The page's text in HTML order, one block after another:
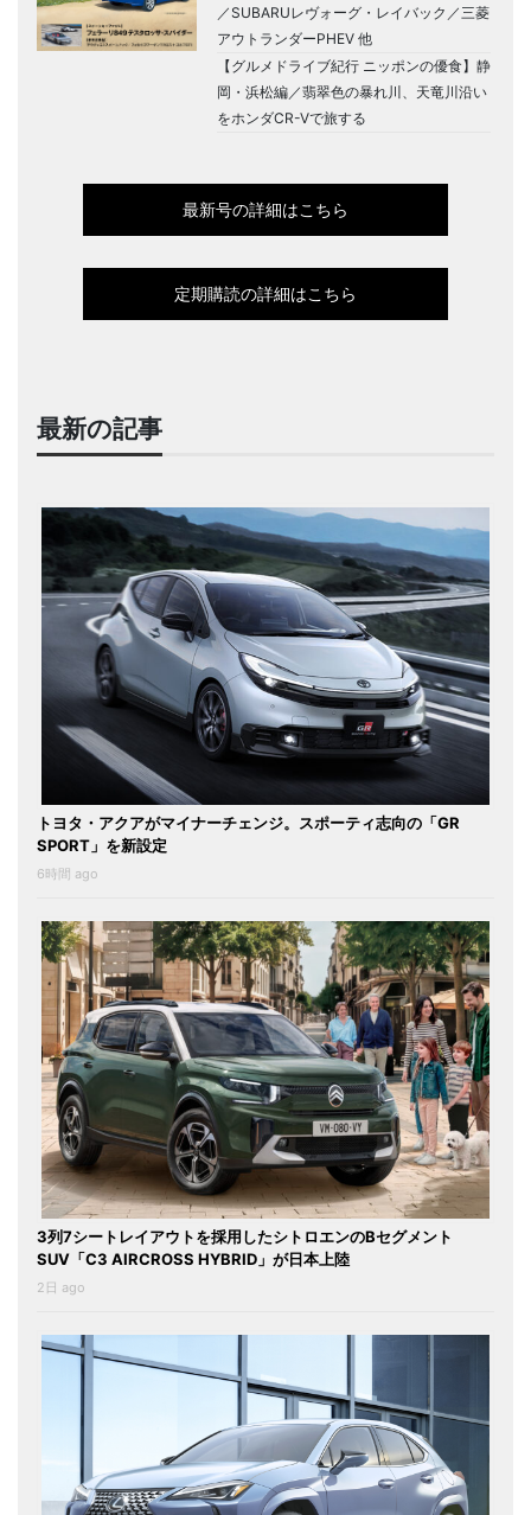
／SUBARUレヴォーグ・レイバック／三菱
アウトランダーPHEV 他
【グルメドライブ紀行 ニッポンの優食】静
岡・浜松編／翡翠色の暴れ川、天竜川沿い
をホンダCR-Vで旅する
最新号の詳細はこちら
定期購読の詳細はこちら
最新の記事
トヨタ・アクアがマイナーチェンジ。スポーティ志向の「GR
SPORT」を新設定
6時間 ago
3列7シートレイアウトを採用したシトロエンのBセグメント
SUV「C3 AIRCROSS HYBRID」が日本上陸
2日 ago